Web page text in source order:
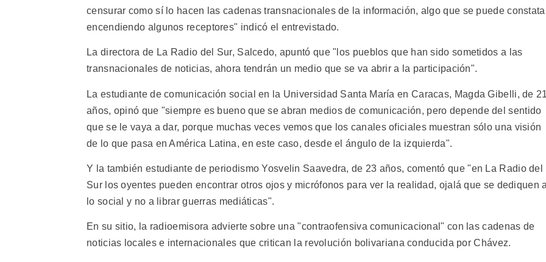
censurar como sí lo hacen las cadenas transnacionales de la información, algo que se puede
encendiendo algunos receptores" indicó el entrevistado.
La directora de La Radio del Sur, Salcedo, apuntó que "los pueblos que han sido sometidos a las
transnacionales de noticias, ahora tendrán un medio que se va abrir a la participación".
La estudiante de comunicación social en la Universidad Santa María en Caracas, Magda Gibelli, de
años, opinó que "siempre es bueno que se abran medios de comunicación, pero depende del sentido
que se le vaya a dar, porque muchas veces vemos que los canales oficiales muestran sólo una visión
de lo que pasa en América Latina, en este caso, desde el ángulo de la izquierda".
Y la también estudiante de periodismo Yosvelin Saavedra, de 23 años, comentó que "en La Radio del
Sur los oyentes pueden encontrar otros ojos y micrófonos para ver la realidad, ojalá que se dediquen
lo social y no a librar guerras mediáticas".
En su sitio, la radioemisora advierte sobre una "contraofensiva comunicacional" con las cadenas de
noticias locales e internacionales que critican la revolución bolivariana conducida por Chávez.